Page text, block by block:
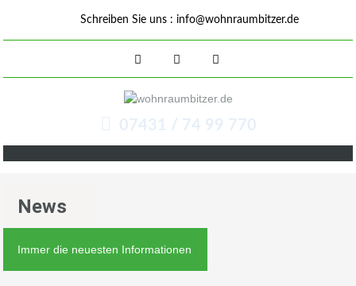
Schreiben Sie uns : info@wohnraumbitzer.de
07431 / 74 99 770
News
Immer die neuesten Informationen